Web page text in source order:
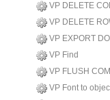
VP DELETE
VP DELETE
VP EXPORT
VP Find
VP FLUSH
VP Font to